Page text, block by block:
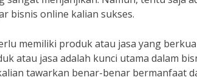
bisnis online kalian sukses.
memiliki produk atau jasa yang
atau jasa adalah kunci utama dalam
tawarkan benar-benar bermanfaat